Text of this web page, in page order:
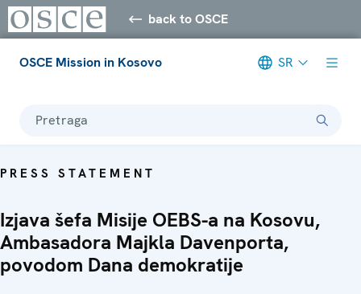
back to OSCE
OSCE Mission in Kosovo SR
Pretraga
PRESS STATEMENT
Izjava šefa Misije OEBS-a na Kosovu,
Ambasadora Majkla Davenporta,
povodom Dana demokratije